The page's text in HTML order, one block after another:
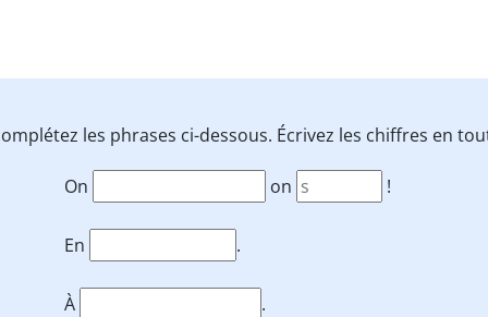
les phrases ci-dessous. Écrivez les chiffres en
On on !
En .
À .